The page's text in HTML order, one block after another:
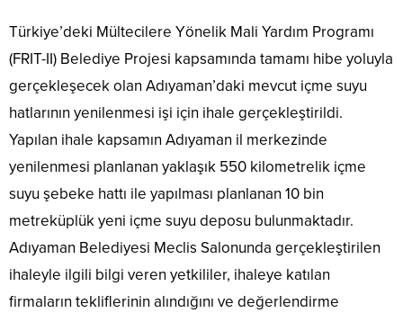
Türkiye’deki Mültecilere Yönelik Mali Yardım Programı
(FRIT-II) Belediye Projesi kapsamında tamamı hibe yoluyla
gerçekleşecek olan Adıyaman’daki mevcut içme suyu
hatlarının yenilenmesi işi için ihale gerçekleştirildi.
Yapılan ihale kapsamın Adıyaman il merkezinde
yenilenmesi planlanan yaklaşık 550 kilometrelik içme
suyu şebeke hattı ile yapılması planlanan 10 bin
metreküplük yeni içme suyu deposu bulunmaktadır.
Adıyaman Belediyesi Meclis Salonunda gerçekleştirilen
ihaleyle ilgili bilgi veren yetkililer, ihaleye katılan
firmaların tekliflerinin alındığını ve değerlendirme